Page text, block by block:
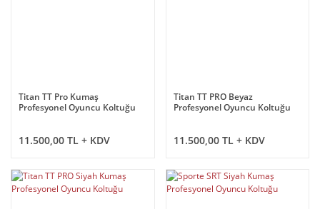
Titan TT Pro Kumaş
Profesyonel Oyuncu Koltuğu
11.500,00 TL + KDV
Titan TT PRO Beyaz
Profesyonel Oyuncu Koltuğu
11.500,00 TL + KDV